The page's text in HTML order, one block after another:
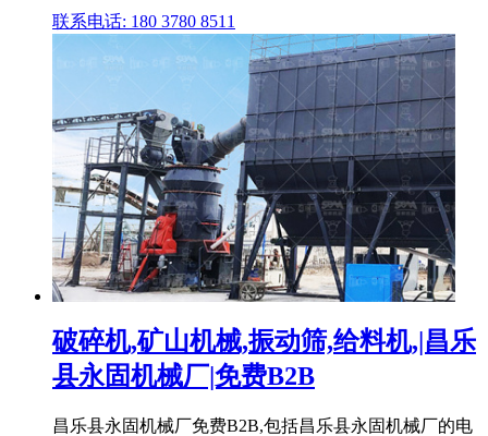
联系电话: 180 3780 8511
破碎机,矿山机械,振动筛,给料机,|昌乐
县永固机械厂|免费B2B
昌乐县永固机械厂免费B2B,包括昌乐县永固机械厂的电